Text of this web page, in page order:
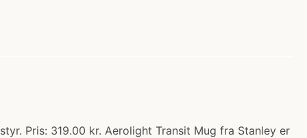
Pris: 319.00 kr. Aerolight Transit Mug fra Stanley er